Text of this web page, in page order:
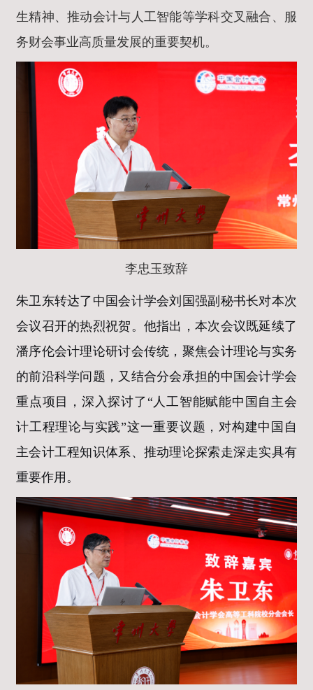
生精神、推动会计与人工智能等学科交叉融合、服
务财会事业高质量发展的重要契机。
李忠玉致辞
朱卫东转达了中国会计学会刘国强副秘书长对本次
会议召开的热烈祝贺。他指出，本次会议既延续了
潘序伦会计理论研讨会传统，聚焦会计理论与实务
的前沿科学问题，又结合分会承担的中国会计学会
重点项目，深入探讨了“人工智能赋能中国自主会
计工程理论与实践”这一重要议题，对构建中国自
主会计工程知识体系、推动理论探索走深走实具有
重要作用。